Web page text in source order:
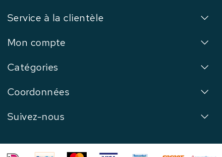
Service à la clientèle
Mon compte
Catégories
Coordonnées
Suivez-nous